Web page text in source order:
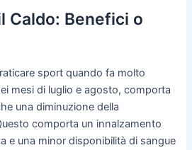
Caldo: Benefici o
sport quando fa molto
mesi di luglio e agosto, comporta
una diminuzione della
comporta un innalzamento
e una minor disponibilità di sangue